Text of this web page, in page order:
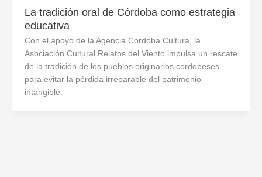
La tradición oral de Córdoba como estrategia
educativa
Con el apoyo de la Agencia Córdoba Cultura, la
Asociación Cultural Relatos del Viento impulsa un rescate
de la tradición de los pueblos originarios cordobeses
para evitar la pérdida irreparable del patrimonio
intangible.